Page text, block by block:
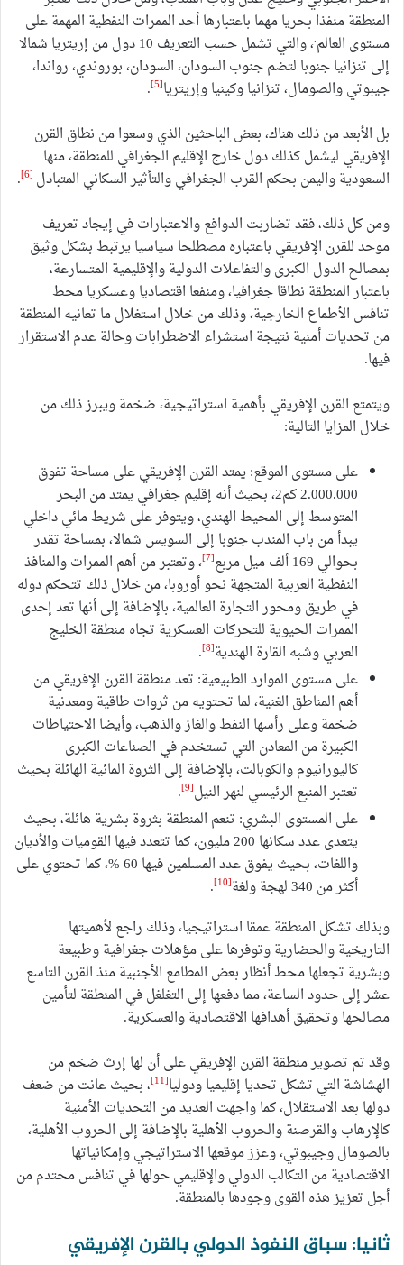
المنطقة منفذا بحريا مهما باعتبارها أحد الممرات النفطية المهمة على
مستوى العالم.
، والتي تشمل حسب التعريف 10 دول من إريتريا شمالا
إلى تنزانيا جنوبا لتضم جنوب السودان، السودان، بوروندي، رواندا،
جيبوتي والصومال، تنزانيا وكينيا وإريتريا[5]
.
بل الأبعد من ذلك هناك، بعض الباحثين الذي وسعوا من نطاق القرن
الإفريقي ليشمل كذلك دول خارج الإقليم الجغرافي للمنطقة، منها
السعودية واليمن بحكم القرب الجغرافي والتأثير السكاني المتبادل [6]
.
ومن كل ذلك، فقد تضاربت الدوافع والاعتبارات في إيجاد تعريف
موحد للقرن الإفريقي باعتباره مصطلحا سياسيا يرتبط بشكل وثيق
بمصالح الدول الكبرى والتفاعلات الدولية والإقليمية المتسارعة،
باعتبار المنطقة نطاقا جغرافيا، ومنفعا اقتصاديا وعسكريا محط
تنافس الأطماع الخارجية، وذلك من خلال استغلال ما تعانيه المنطقة
من تحديات أمنية نتيجة استشراء الاضطرابات وحالة عدم الاستقرار
فيها.
ويتمتع القرن الإفريقي بأهمية استراتيجية، ضخمة ويبرز ذلك من
خلال المزايا التالية:
على مستوى الموقع: يمتد القرن الإفريقي على مساحة تفوق
2.000.000 كم2، بحيث أنه إقليم جغرافي يمتد من البحر
المتوسط إلى المحيط الهندي، ويتوفر على شريط مائي داخلي
يبدأ من باب المندب جنوبا إلى السويس شمالا، بمساحة تقدر
بحوالي 169 ألف ميل مربع
[7] ، وتعتبر من أهم الممرات والمنافذ
النفطية العربية المتجهة نحو أوروبا، من خلال ذلك تتحكم دوله
في طريق ومحور التجارة العالمية، بالإضافة إلى أنها تعد إحدى
الممرات الحيوية للتحركات العسكرية تجاه منطقة الخليج
العربي وشبه القارة الهندية[8]
.
على مستوى الموارد الطبيعية: تعد منطقة القرن الإفريقي من
أهم المناطق الغنية، لما تحتويه من ثروات طاقية ومعدنية
ضخمة وعلى رأسها النفط والغاز والذهب، وأيضا الاحتياطات
الكبيرة من المعادن التي تستخدم في الصناعات الكبرى
كاليورانيوم والكوبالت، بالإضافة إلى الثروة المائية الهائلة بحيث
تعتبر المنبع الرئيسي لنهر النيل[9]
.
على المستوى البشري: تنعم المنطقة بثروة بشرية هائلة، بحيث
يتعدى عدد سكانها 200 مليون، كما تتعدد فيها القوميات والأديان
واللغات، بحيث يفوق عدد المسلمين فيها 60 %، كما تحتوي على
أكثر من 340 لهجة ولغة
[10]
.
وبذلك تشكل المنطقة عمقا استراتيجيا، وذلك راجع لأهميتها
التاريخية والحضارية وتوفرها على مؤهلات جغرافية وطبيعة
وبشرية تجعلها محط أنظار بعض المطامع الأجنبية منذ القرن التاسع
عشر إلى حدود الساعة، مما دفعها إلى التغلغل في المنطقة لتأمين
مصالحها وتحقيق أهدافها الاقتصادية والعسكرية.
وقد تم تصوير منطقة القرن الإفريقي على أن لها إرث ضخم من
الهشاشة التي تشكل تحديا إقليميا ودوليا[11]
، بحيث عانت من ضعف
دولها بعد الاستقلال، كما واجهت العديد من التحديات الأمنية
كالإرهاب والقرصنة والحروب الأهلية بالإضافة إلى الحروب الأهلية،
بالصومال وجيبوتي، وعزز موقعها الاستراتيجي وإمكانياتها
الاقتصادية من التكالب الدولي والإقليمي حولها في تنافس محتدم من
أجل تعزيز هذه القوى وجودها بالمنطقة.
ثانيا: سباق النفوذ الدولي بالقرن الإفريقي